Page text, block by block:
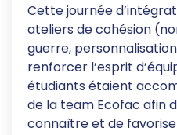
Cette journée
ateliers de cohésion
guerre,
renforcer l’esprit
étudiants étaient
de la team Ecofac afin
connaître et de